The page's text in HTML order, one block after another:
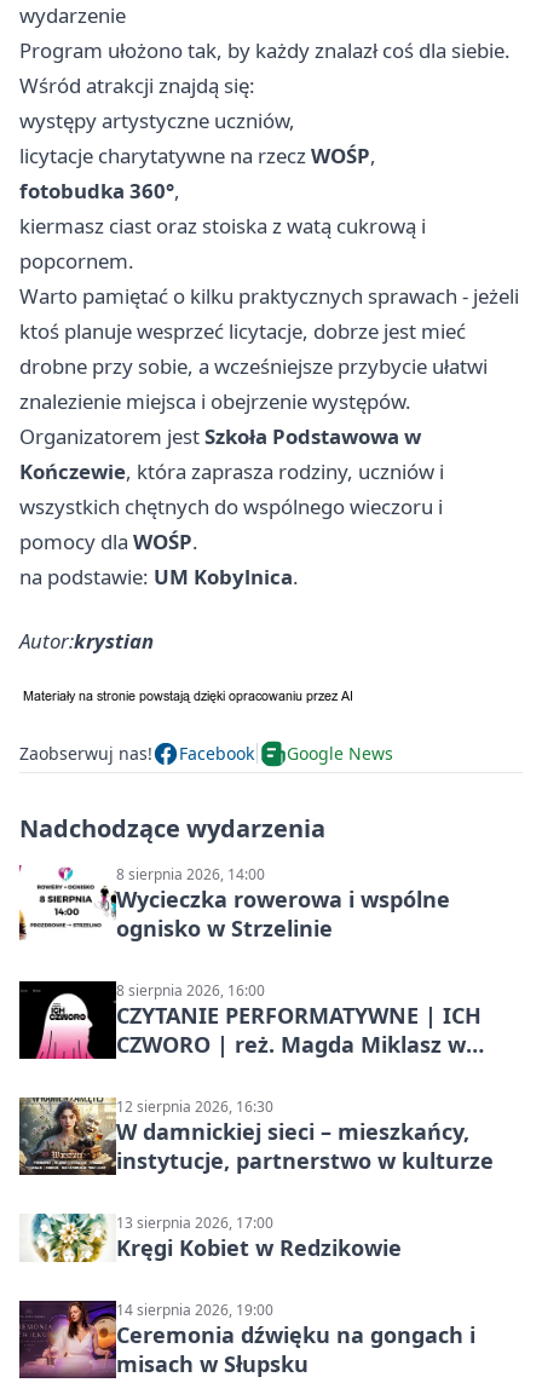
wydarzenie
Program ułożono tak, by każdy znalazł coś dla siebie.
Wśród atrakcji znajdą się:
występy artystyczne uczniów,
licytacje charytatywne na rzeczWOŚP,
fotobudka 360°,
kiermasz ciast oraz stoiska z watą cukrową i
popcornem.
Warto pamiętać o kilku praktycznych sprawach - jeżeli
ktoś planuje wesprzeć licytacje, dobrze jest mieć
drobne przy sobie, a wcześniejsze przybycie ułatwi
znalezienie miejsca i obejrzenie występów.
Organizatorem jestSzkoła Podstawowa w
Kończewie, która zaprasza rodziny, uczniów i
wszystkich chętnych do wspólnego wieczoru i
pomocy dla WOŚP.
na podstawie: UM Kobylnica.
Autor:krystian
Zaobserwuj nas! Facebook Google News
Nadchodzące wydarzenia
8 sierpnia 2026, 14:00
Wycieczka rowerowa i wspólne
ognisko w Strzelinie
8 sierpnia 2026, 16:00
CZYTANIE PERFORMATYWNE | ICH
CZWORO | reż. Magda Miklasz w
12 sierpnia 2026, 16:30
W damnickiej sieci – mieszkańcy,
instytucje, partnerstwo w kulturze
13 sierpnia 2026, 17:00
Kręgi Kobiet w Redzikowie
14 sierpnia 2026, 19:00
Ceremonia dźwięku na gongach i
misach w Słupsku